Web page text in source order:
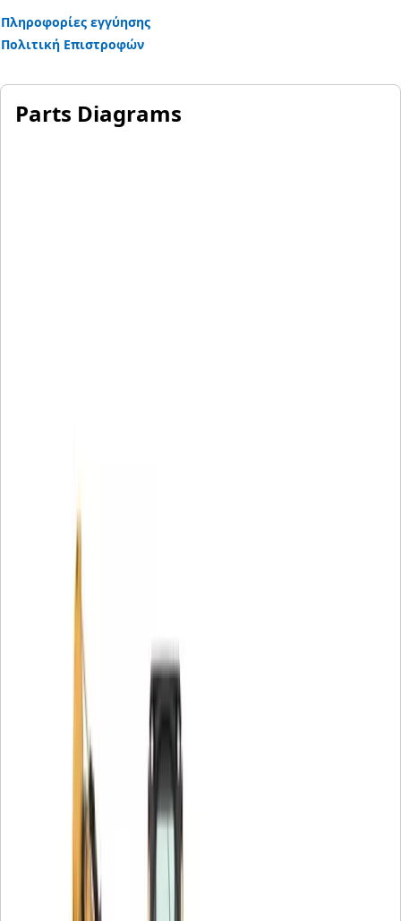
Πληροφορίες εγγύησης
Πολιτική Επιστροφών
Parts Diagrams